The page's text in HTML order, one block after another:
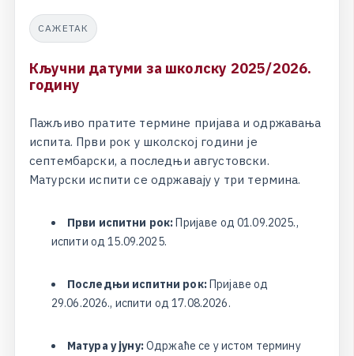
САЖЕТАК
Кључни датуми за школску 2025/2026.
годину
Пажљиво пратите термине пријава и одржавања
испита. Први рок у школској години је
септембарски, а последњи августовски.
Матурски испити се одржавају у три термина.
Први испитни рок: Пријаве од 01.09.2025.,
испити од 15.09.2025.
Последњи испитни рок: Пријаве од
29.06.2026., испити од 17.08.2026.
Матура у јуну:Одржаће се уистом термину